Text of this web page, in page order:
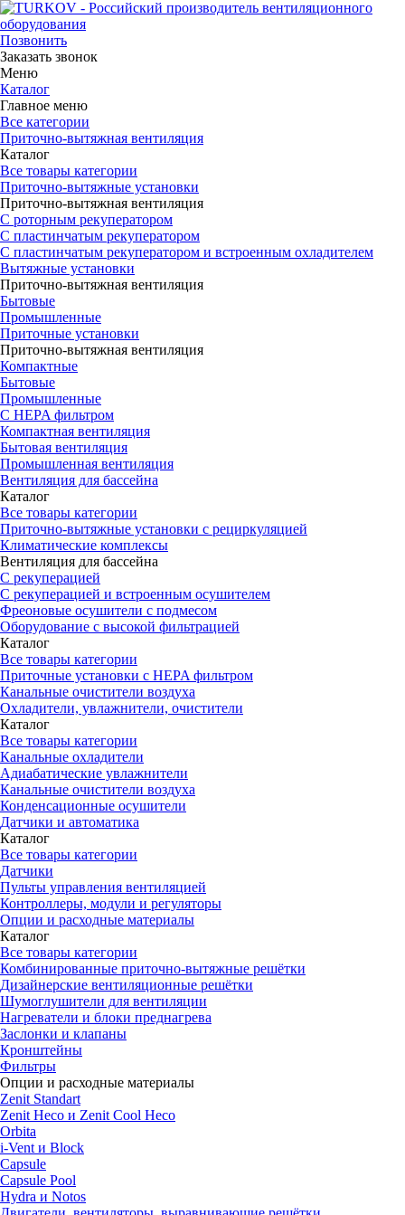
Позвонить
Заказать звонок
Меню
Каталог
Главное меню
Все категории
Приточно-вытяжная вентиляция
Каталог
Все товары категории
Приточно-вытяжные установки
Приточно-вытяжная вентиляция
С роторным рекуператором
С пластинчатым рекуператором
С пластинчатым рекуператором и встроенным охладителем
Вытяжные установки
Приточно-вытяжная вентиляция
Бытовые
Промышленные
Приточные установки
Приточно-вытяжная вентиляция
Компактные
Бытовые
Промышленные
С HEPA фильтром
Компактная вентиляция
Бытовая вентиляция
Промышленная вентиляция
Вентиляция для бассейна
Каталог
Все товары категории
Приточно-вытяжные установки с рециркуляцией
Климатические комплексы
Вентиляция для бассейна
С рекуперацией
С рекуперацией и встроенным осушителем
Фреоновые осушители с подмесом
Оборудование с высокой фильтрацией
Каталог
Все товары категории
Приточные установки c HEPA фильтром
Канальные очистители воздуха
Охладители, увлажнители, очистители
Каталог
Все товары категории
Канальные охладители
Адиабатические увлажнители
Канальные очистители воздуха
Конденсационные осушители
Датчики и автоматика
Каталог
Все товары категории
Датчики
Пульты управления вентиляцией
Контроллеры, модули и регуляторы
Опции и расходные материалы
Каталог
Все товары категории
Комбинированные приточно-вытяжные решётки
Дизайнерские вентиляционные решётки
Шумоглушители для вентиляции
Нагреватели и блоки преднагрева
Заслонки и клапаны
Кронштейны
Фильтры
Опции и расходные материалы
Zenit Standart
Zenit Heco и Zenit Cool Heco
Orbita
i-Vent и Block
Capsule
Capsule Pool
Hydra и Notos